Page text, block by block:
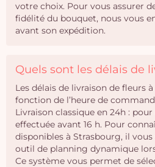
votre choix. Pour vous assurer
fidélité du bouquet, nous vous
avant son expédition.
Quels sont les délais de
Les délais de livraison de fleurs
fonction de l’heure de
Livraison classique en 24h :
effectuée avant 16 h. Pour
disponibles à Strasbourg, il
outil de planning dynamique
Ce système vous permet de